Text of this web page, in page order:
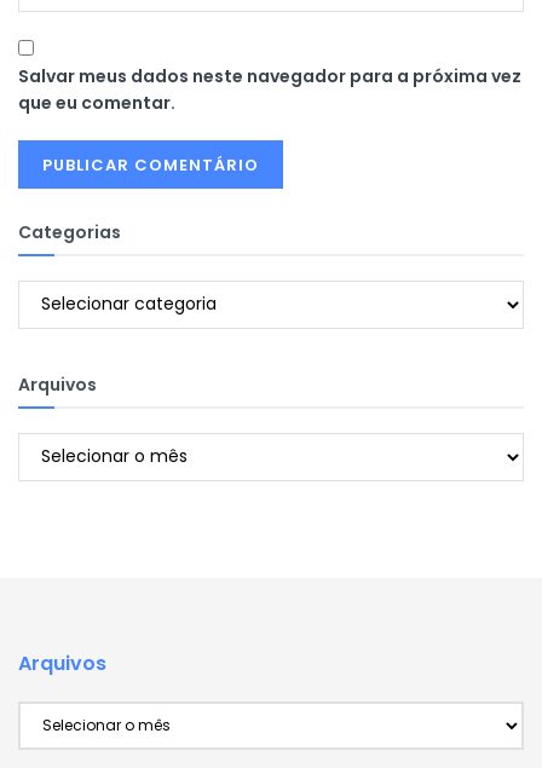
Salvar meus dados neste navegador para a próxima vez
que eu comentar.
Categorias
Categorias
Arquivos
Arquivos
Arquivos